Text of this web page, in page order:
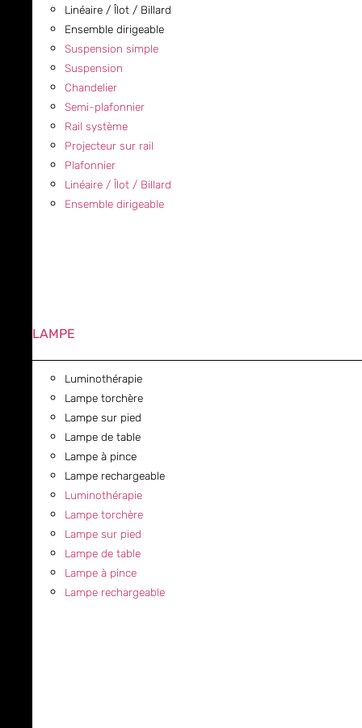
Linéaire / Îlot / Billard
Ensemble dirigeable
Suspension simple
Suspension
Chandelier
Semi-plafonnier
Rail système
Projecteur sur rail
Plafonnier
Linéaire / Îlot / Billard
Ensemble dirigeable
LAMPE
Luminothérapie
Lampe torchère
Lampe sur pied
Lampe de table
Lampe à pince
Lampe rechargeable
Luminothérapie
Lampe torchère
Lampe sur pied
Lampe de table
Lampe à pince
Lampe rechargeable